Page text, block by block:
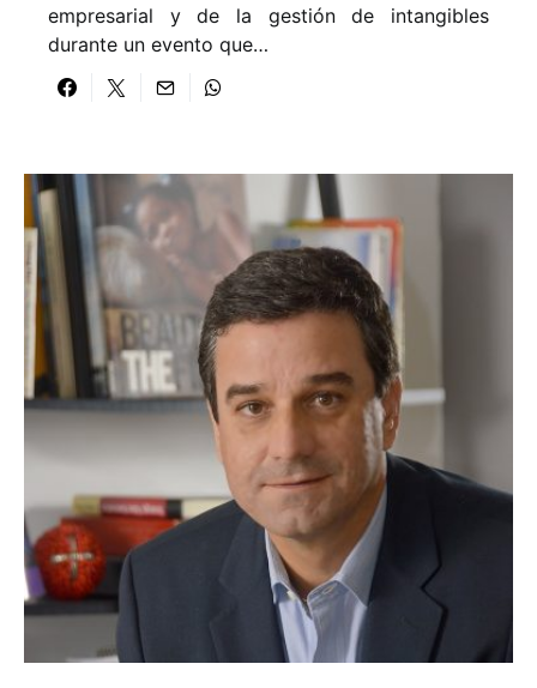
empresarial y de la gestión de intangibles
durante un evento que…